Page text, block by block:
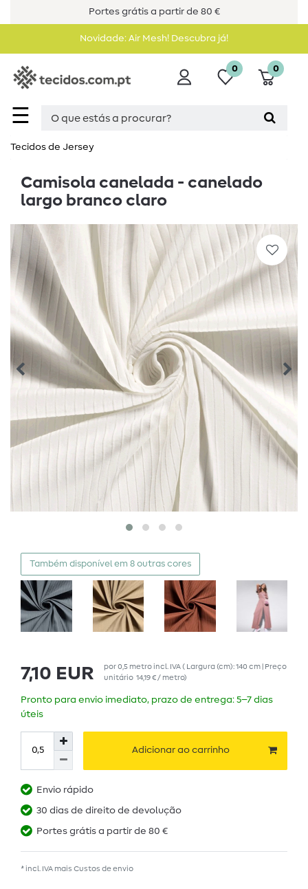
Portes grátis a partir de 80 €
Novidade: Air Mesh! Descubra já!
☰
0 0
Tecidos de Jersey
Camisola canelada - canelado
largo branco claro
Também disponível em 8 outras cores
7,10 EUR por0,5 metroincl. IVA( Largura (cm): 140 cm | Preço
unitário 14,19 € / metro)
Pronto para envio imediato, prazo de entrega: 5–7 dias
úteis
Adicionar ao carrinho
Envio rápido
30 dias de direito de devolução
Portes grátis a partir de 80 €
* incl. IVA mais Custos de envio